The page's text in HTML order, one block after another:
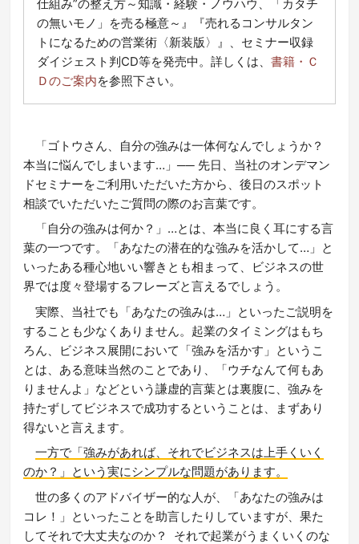
仕組み”の整え方～知識・経験・ノウハウ、「カタチ
の無いモノ」を売る極意～』『売れるコンサルタン
トになるための営業術〈新装版〉』、セミナー収録
ダイジェスト判CD等を発売中。詳しくは、書籍・Ｃ
Ｄのご案内を参照下さい。
「ゴトウさん、自分の強みは一体何なんでしょうか？
本当に悩んでしまいます…」── 先日、当社のオンデマン
ドセミナーをご利用いただいた方から、後日のスポット
相談でいただいたご質問の際のお言葉です。
「自分の強みは何か？」…とは、本当に良く耳にする言
葉の一つです。「あなたの潜在的な強みを活かして…」と
いったある種心地いい響きとも相まって、ビジネスの世
界では度々登場するフレーズと言えるでしょう。
実際、当社でも「あなたの強みは…」といったご説明を
することも少なくありません。起業のタイミングはもち
ろん、ビジネス展開において「強みを活かす」というこ
とは、ある意味当然のことであり、「ウチなんて何もあ
りませんよ」などという謙虚的言葉とは裏腹に、強みを
持たずしてビジネスで成功するということは、まずあり
得ないと言えます。
一方で「強みがあれば、それでビジネスは上手くいく
のか？」という実にシンプルな問題があります。
世の多くのアドバイザー的な人が、「あなたの強みは
コレ！」といったことを助言したりしていますが、果た
してそれで大丈夫なのか？ それで起業がうまくいくのな